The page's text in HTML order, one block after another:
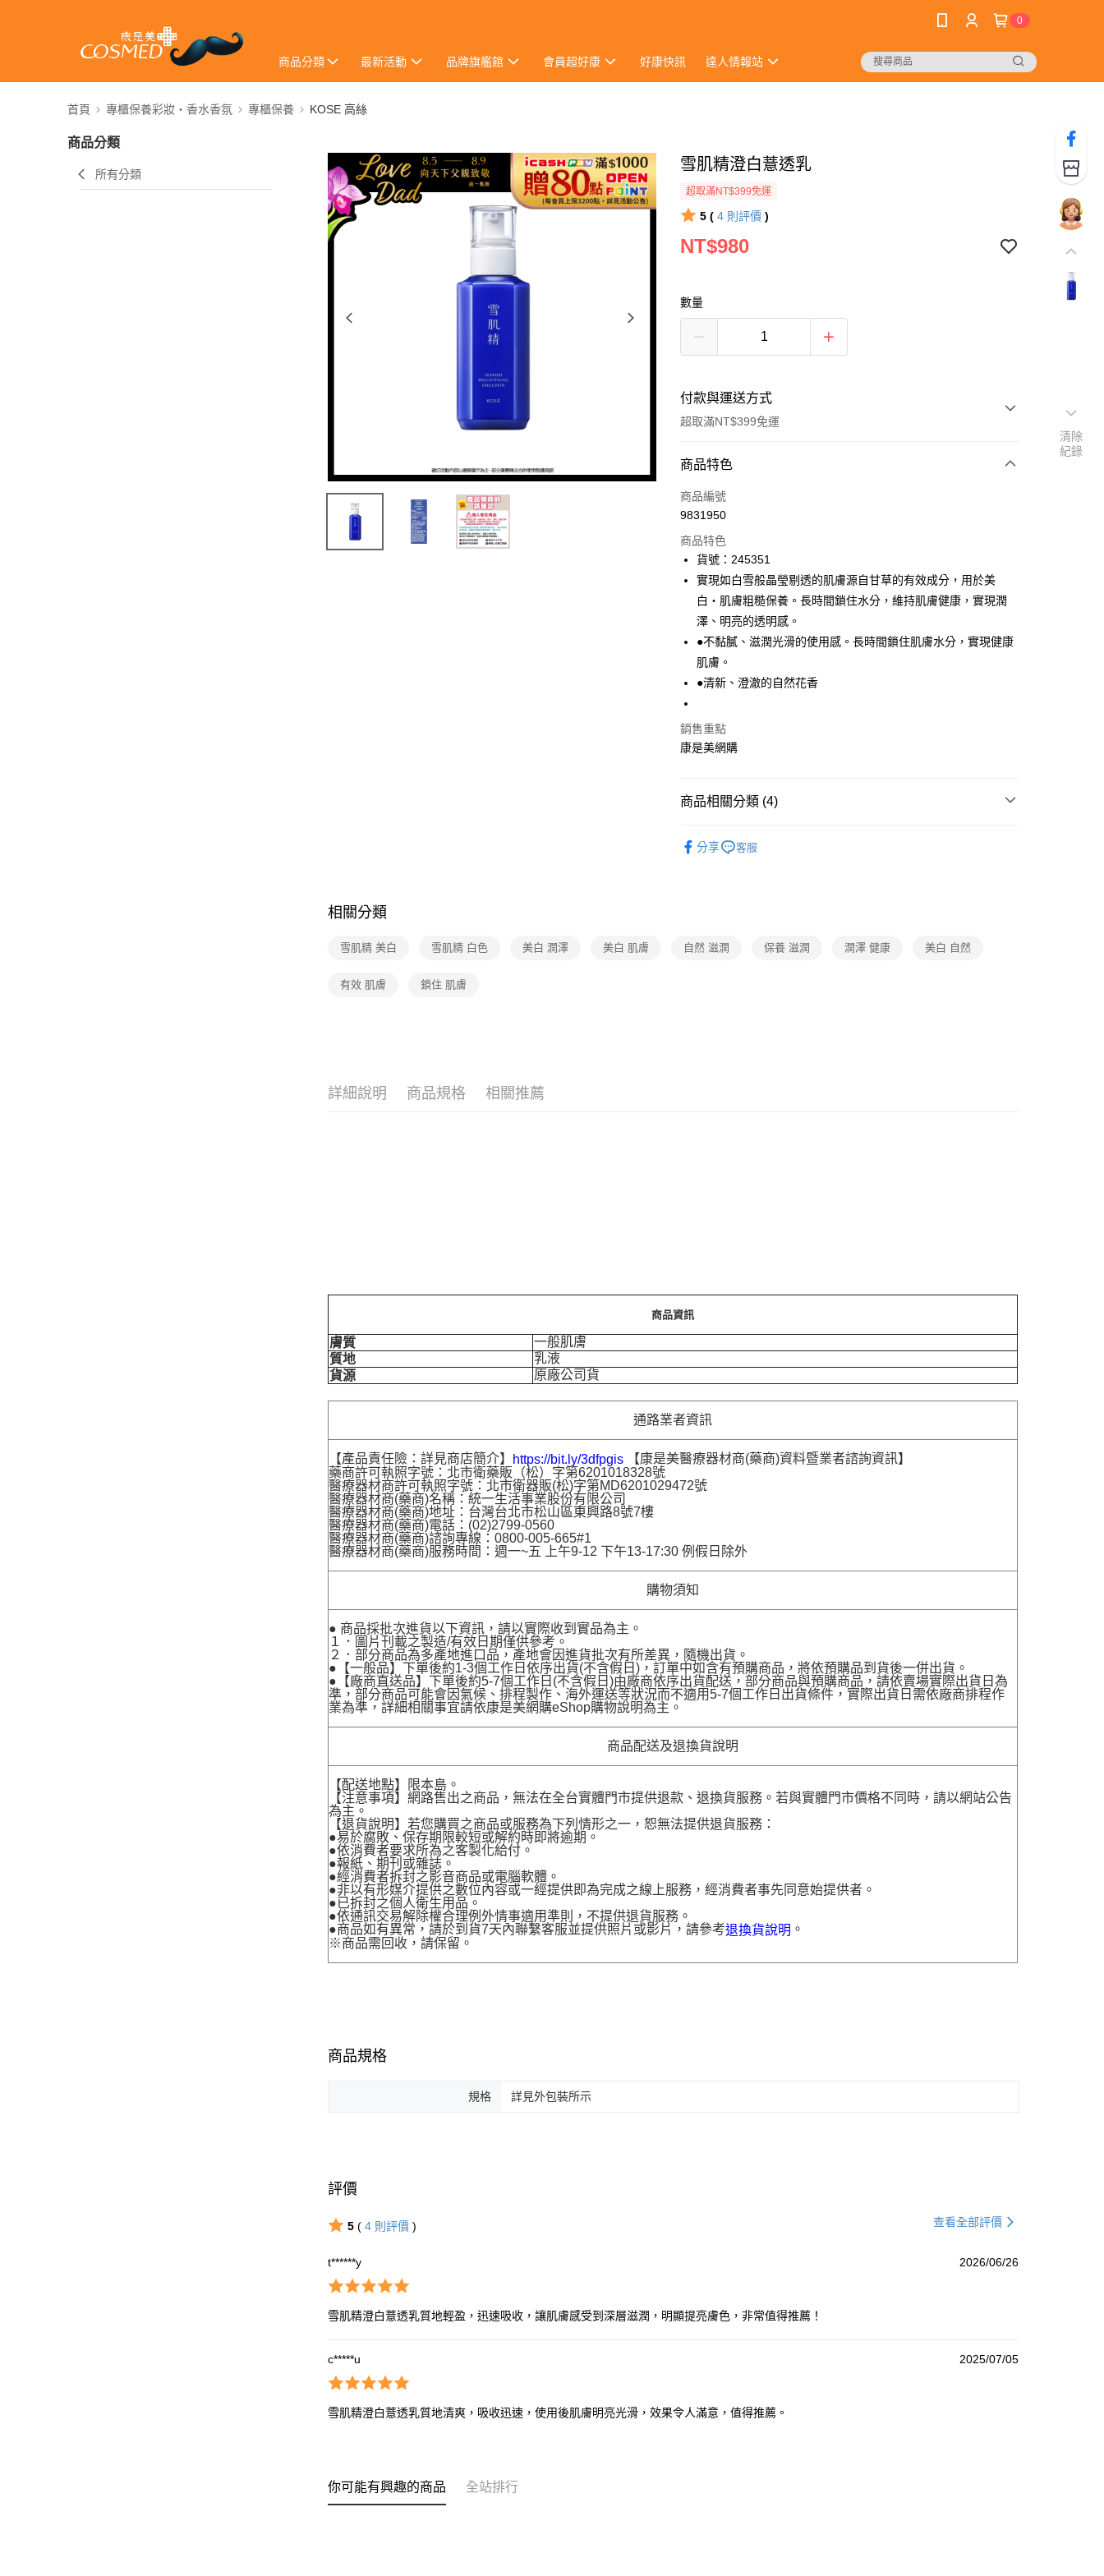
0
商品分類 最新活動 品牌旗艦館 會員超好康 好康快訊 達人情報站
首頁 專櫃保養彩妝・香水香氛 專櫃保養 KOSE 高絲
商品分類
所有分類
雪肌精澄白薏透乳
超取滿NT$399免運
5 ( 4 則評價 )
NT$980
數量
付款與運送方式
超取滿NT$399免運
付款方式
icash Pay
數位禮券
超商取貨付款
LINE Pay
Apple Pay
街口支付
悠遊付
Google Pay
每筆NT$70，滿NT$399(含以上)免運費
每筆NT$100，滿NT$799(含以上)免運費
商品特色
商品編號
9831950
商品特色
貨號：245351
實現如白雪般晶瑩剔透的肌膚源自甘草的有效成分，用於美
白・肌膚粗糙保養。長時間鎖住水分，維持肌膚健康，實現潤
澤、明亮的透明感。
●不黏膩、滋潤光滑的使用感。長時間鎖住肌膚水分，實現健康
肌膚。
●清新、澄澈的自然花香
銷售重點
康是美網購
商品相關分類 (4)
分享 客服
相關分類
雪肌精 美白 雪肌精 白色 美白 潤澤 美白 肌膚 自然 滋潤 保養 滋潤 潤澤 健康 美白 自然
有效 肌膚 鎖住 肌膚
詳細說明 商品規格 相關推薦
商品資訊
膚質
一般肌膚
質地
乳液
貨源
原廠公司貨
通路業者資訊
【產品責任險：詳見商店簡介】 https://bit.ly/3dfpgis 【康是美醫療器材商(藥商)資料暨業者諮詢資訊】
藥商許可執照字號：北市衛藥販（松）字第6201018328號
醫療器材商許可執照字號：北市衛器販(松)字第MD6201029472號
醫療器材商(藥商)名稱：統一生活事業股份有限公司
醫療器材商(藥商)地址：台灣台北市松山區東興路8號7樓
醫療器材商(藥商)電話：(02)2799-0560
醫療器材商(藥商)諮詢專線：0800-005-665#1
醫療器材商(藥商)服務時間：週一~五 上午9-12 下午13-17:30 例假日除外
購物須知
● 商品採批次進貨以下資訊，請以實際收到實品為主。
１．圖片刊載之製造/有效日期僅供參考。
２．部分商品為多產地進口品，產地會因進貨批次有所差異，隨機出貨。
●【一般品】下單後約1-3個工作日依序出貨(不含假日)，訂單中如含有預購商品，將依預購品到貨後一併出貨。
●【廠商直送品】下單後約5-7個工作日(不含假日)由廠商依序出貨配送，部分商品與預購商品，請依賣場實際出貨日為
準，部分商品可能會因氣候、排程製作、海外運送等狀況而不適用5-7個工作日出貨條件，實際出貨日需依廠商排程作
業為準，詳細相關事宜請依康是美網購eShop購物說明為主。
商品配送及退換貨說明
【配送地點】限本島。
【注意事項】網路售出之商品，無法在全台實體門市提供退款、退換貨服務。若與實體門市價格不同時，請以網站公告
為主。
【退貨說明】若您購買之商品或服務為下列情形之一，恕無法提供退貨服務：
●易於腐敗、保存期限較短或解約時即將逾期。
●依消費者要求所為之客製化給付。
●報紙、期刊或雜誌。
●經消費者拆封之影音商品或電腦軟體。
●非以有形媒介提供之數位內容或一經提供即為完成之線上服務，經消費者事先同意始提供者。
●已拆封之個人衛生用品。
●依通訊交易解除權合理例外情事適用準則，不提供退貨服務。
●商品如有異常，請於到貨7天內聯繫客服並提供照片或影片，請參考退換貨說明 。
※商品需回收，請保留。
商品規格
規格 詳見外包裝所示
評價
5( 4 則評價 ) 查看全部評價
t******y 2026/06/26
雪肌精澄白薏透乳質地輕盈，迅速吸收，讓肌膚感受到深層滋潤，明顯提亮膚色，非常值得推薦！
c*****u 2025/07/05
雪肌精澄白薏透乳質地清爽，吸收迅速，使用後肌膚明亮光滑，效果令人滿意，值得推薦。
你可能有興趣的商品 全站排行
清除
紀錄